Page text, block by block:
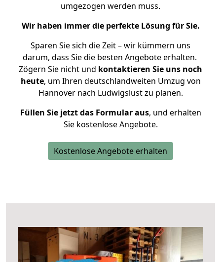
umgezogen werden muss.
Wir haben immer die perfekte Lösung für Sie.
Sparen Sie sich die Zeit – wir kümmern uns
darum, dass Sie die besten Angebote erhalten.
Zögern Sie nicht und kontaktieren Sie uns noch
heute, um Ihren deutschlandweiten Umzug von
Hannover nach Ludwigslust zu planen.
Füllen Sie jetzt das Formular aus, und erhalten
Sie kostenlose Angebote.
Kostenlose Angebote erhalten